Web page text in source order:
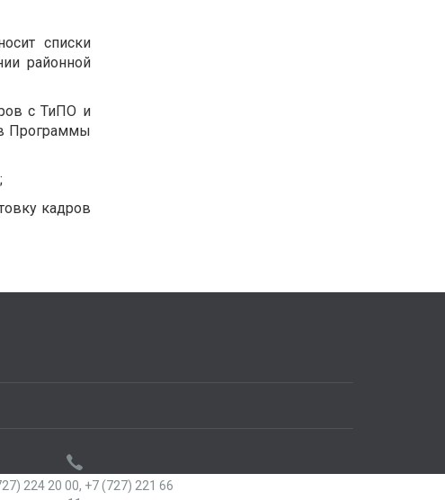
списки
районной
с ТиПО и
Программы
кадров
224 20 00, +7 (727) 221 66